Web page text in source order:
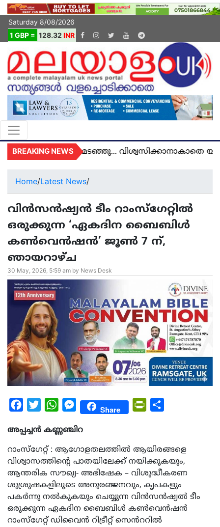
Saturday 8/08/2026
1 GBP = 128.32 INR
BREAKING NEWS
മരണമടഞ്ഞു... വിശ്വസിക്കാനാകാതെ യുകെ
Home/Latest News/
വിൻസൻഷ്യൻ ടീം റാംസ്‌ഗേറ്റിൽ
ഒരുക്കുന്ന ‘ഏകദിന ബൈബിൾ
കൺവെൻഷൻ’ ജൂൺ 7 ന്,
ഞായറാഴ്ച
30 May, 2026, 5:59 am by News Desk
Facebook
Twitter WhatsAppMessengerShare PrintFriendly
അപ്പച്ചൻ കണ്ണഞ്ചിറ
റാംസ്‌ഗേറ്റ് : ആഗോളതലത്തിൽ ആയിരങ്ങളെ
വിശ്വാസത്തിന്റെ പാതയിലേക്ക് നയിക്കുകയും,
ആന്തരിക സൗഖ്യ- അഭിഷേക – വിശുദ്ധീകരണ
ശുശ്രുഷകളിലൂടെ അനുരഞ്ജനവും, കൃപകളും
പകർന്നു നൽകുകയും ചെയ്യുന്ന വിൻസൻഷ്യൽ ടീം
ഒരുക്കുന്ന ഏകദിന ബൈബിൾ കൺവെൻഷൻ
റാംസ്ഗേറ്റ് ഡിവൈൻ റിട്രീറ്റ് സെൻററിൽ